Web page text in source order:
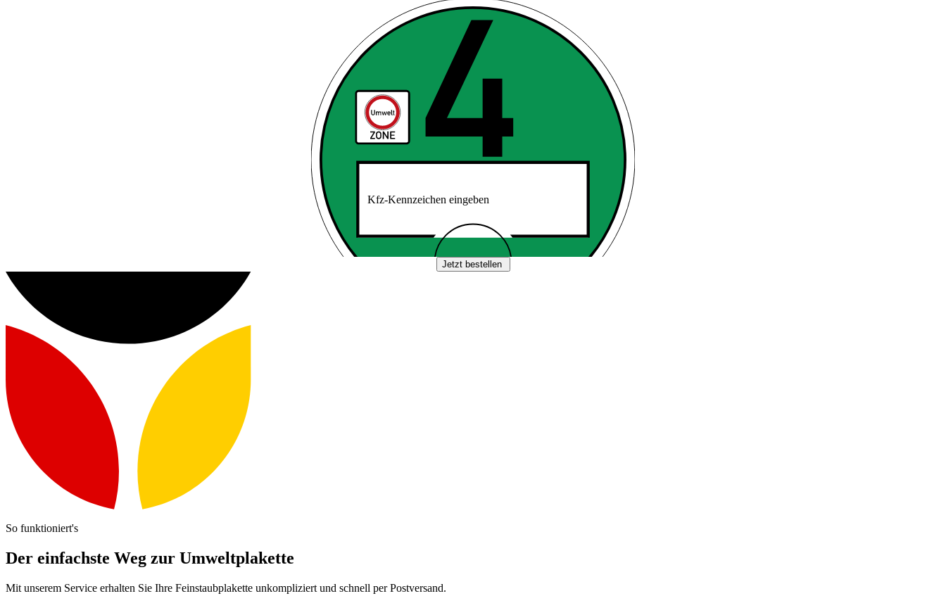
Kfz-Kennzeichen eingeben
Jetzt bestellen
So funktioniert's
Der einfachste Weg zur Umweltplakette
Mit unserem Service erhalten Sie Ihre Feinstaubplakette unkompliziert und schnell per Postversand.